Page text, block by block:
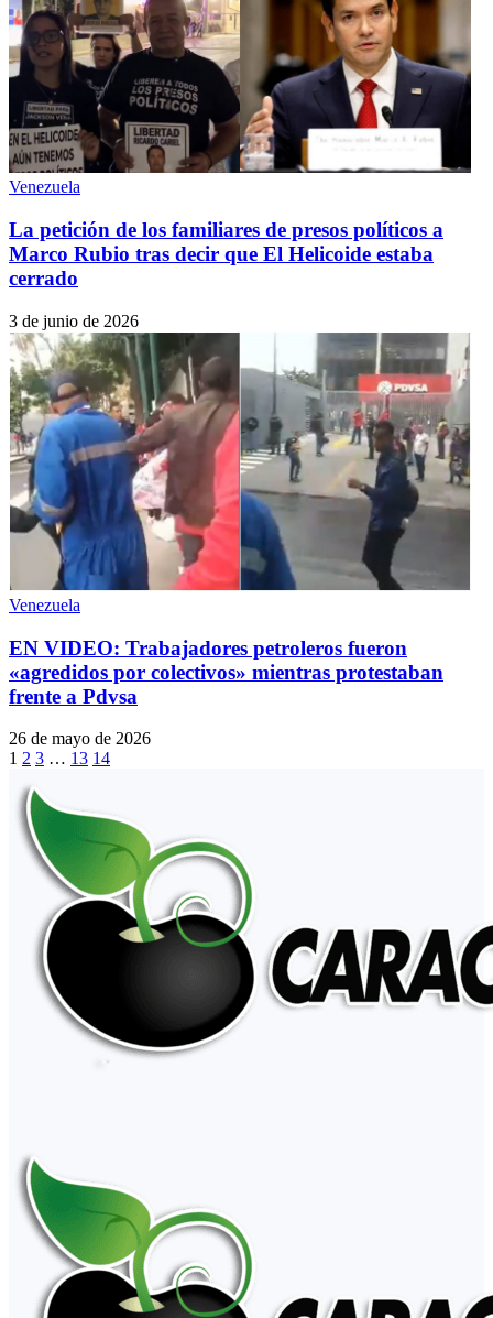
Venezuela
La petición de los familiares de presos políticos a
Marco Rubio tras decir que El Helicoide estaba
cerrado
3 de junio de 2026
Venezuela
EN VIDEO: Trabajadores petroleros fueron
«agredidos por colectivos» mientras protestaban
frente a Pdvsa
26 de mayo de 2026
1 2 3 … 13 14